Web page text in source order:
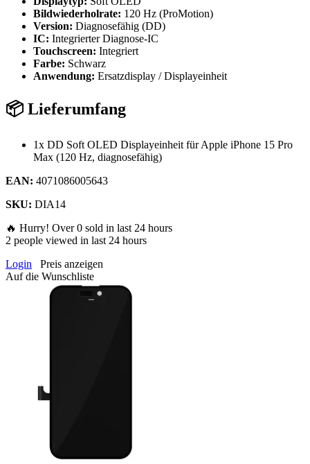
Bildwiederholrate: 120 Hz (ProMotion)
Version: Diagnosefähig (DD)
IC: Integrierter Diagnose-IC
Touchscreen: Integriert
Farbe: Schwarz
Anwendung: Ersatzdisplay / Displayeinheit
📦 Lieferumfang
1x DD Soft OLED Displayeinheit für Apple iPhone 15 Pro
Max (120 Hz, diagnosefähig)
EAN: 4071086005643
SKU: DIA14
🔥 Hurry! Over0 sold in last 24 hours
2 people viewed in last 24 hours
Login
Preis anzeigen
Auf die Wunschliste